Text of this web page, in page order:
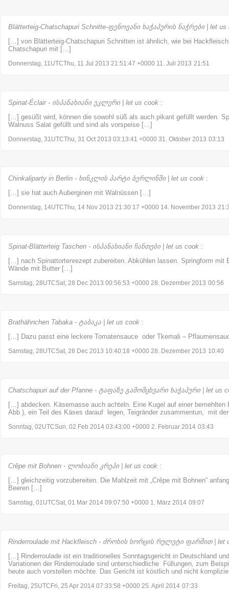
Blätterteig-Chatschapuri Schnitte-ფენოვანი ხაჭაპურის ნაჭრები | let us
[…] von Blätterteig-Chatschapuri Schnitten ist ähnlich, wie bei
Chatschapuri mit […]
Donnerstag, 11UTCThu, 11 Jul 2013 21:51:47 +0000 11. Juli 2013 21:51
Spinat-Éclair - ისპანახიანი ეკლერი | let us cook :
[…] gesüßt wird, können die sowohl süß als auch pikant gefüllt werden.
Walnuss Salat gefüllt und sind als vorspeise […]
Donnerstag, 31UTCThu, 31 Oct 2013 03:13:41 +0000 31. Oktober 2013 03:13
Chinkaliparty in Berlin - ხინკლის პარტი ბერლინში | let us cook :
[…] sie hat auch Auberginen mit Walnüssen […]
Donnerstag, 14UTCThu, 14 Nov 2013 21:30:17 +0000 14. November 2013
Spinat-Blätterteig Taschen - ისპანახიანი ჩანთები | let us cook :
[…] nach Spinattortenrezept zubereiten. Abkühlen lassen. Springform mit
Wände mit Butter […]
Samstag, 28UTCSat, 28 Dec 2013 00:56:53 +0000 28. Dezember 2013 00:56
Brathähnchen Tabaka - ტაბაკა | let us cook :
[…] Dazu passt eine leckere Tomatensauce oder Tkemali –
Samstag, 28UTCSat, 28 Dec 2013 10:40:18 +0000 28. Dezember 2013 10:40
Chatschapuri auf der Pfanne - ტაფაზე გამომცხვარი ხაჭაპური | let us
[…] abdecken. Käsemasse auch achteln. Eine Kugel auf einer bemehlten
Abb.), ein Teil des Käses darauf legen, Teigränder zusammentun, mit
Sonntag, 02UTCSun, 02 Feb 2014 03:43:00 +0000 2. Februar 2014 03:43
Crêpe mit Bohnen - ლობიანი კრეპი | let us cook :
[…] gleichzeitig vorzubereiten. Die Mahlzeit mit „Crêpe mit Bohnen“
Beeren […]
Samstag, 01UTCSat, 01 Mar 2014 09:07:50 +0000 1. März 2014 09:07
Rinderroulade mit Hackfleisch - ძროხის ხორცის რულეტი ფარშით | let
[…] Rinderroulade ist ein traditionelles Sonntagsgericht in Deutschland
Variationen der Rinderroulade sind unterschiedliche Füllungen, zum
heute auch vorstellen möchte. Das Gericht ist köstlich und nicht
Freitag, 25UTCFri, 25 Apr 2014 07:33:58 +0000 25. April 2014 07:33